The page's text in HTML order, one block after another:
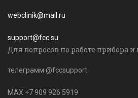
webclinik@mail.ru
support@fcc.su
Для вопросов по работе прибора
телеграмм @fccsupport
MAX +7 909 926 5919